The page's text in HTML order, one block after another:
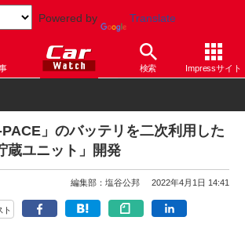
Powered by Translate
検索 Impressサイト
ジャガー その他
」のバッテリを二次利用した
蔵ユニット」開発
編集部：塩谷公邦 2022年4月1日 14:41
ト